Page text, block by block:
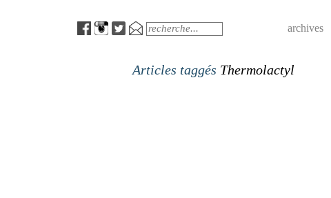
MenuSearch archives
Articles taggés Thermolactyl